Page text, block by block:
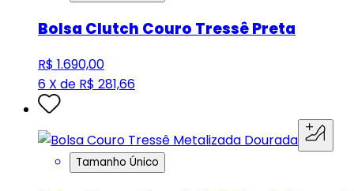
Bolsa Clutch Couro Tressê Preta
R$ 1.690,00
6 X de R$ 281,66
Tamanho Único